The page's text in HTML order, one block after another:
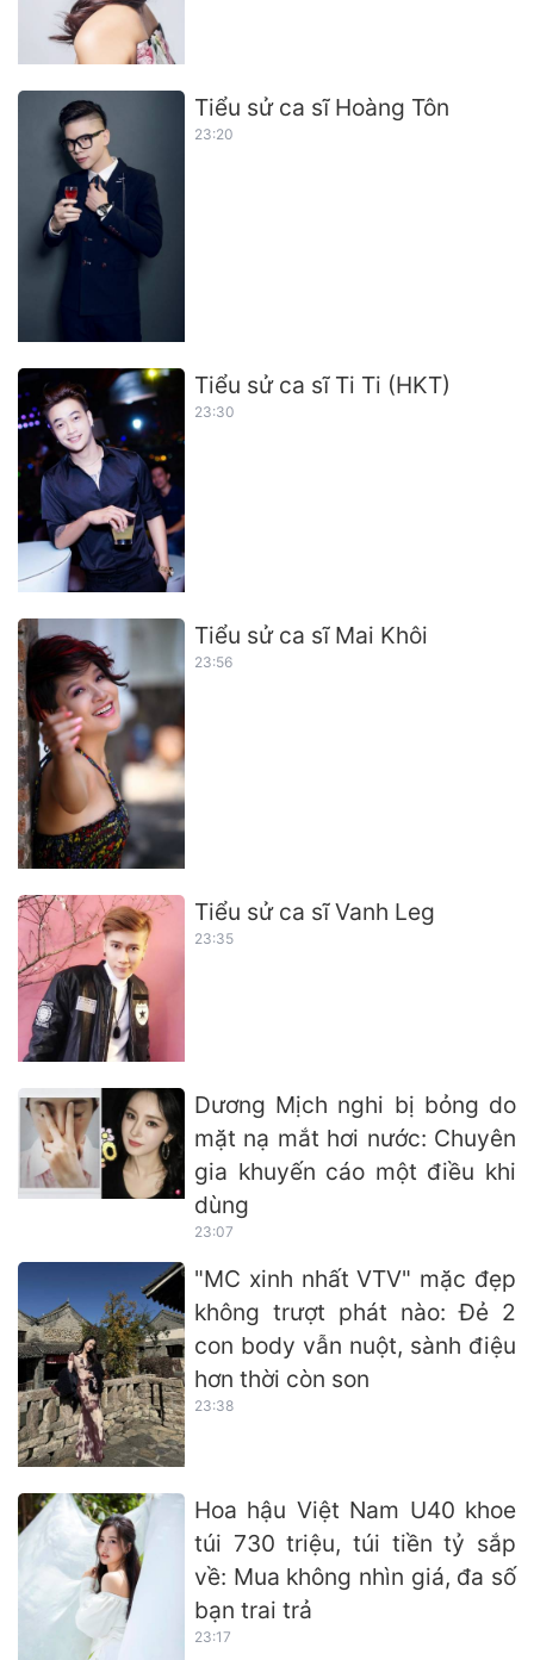
Tiểu sử ca sĩ Hoàng Tôn
23:20
Tiểu sử ca sĩ Ti Ti (HKT)
23:30
Tiểu sử ca sĩ Mai Khôi
23:56
Tiểu sử ca sĩ Vanh Leg
23:35
Dương Mịch nghi bị bỏng do
mặt nạ mắt hơi nước: Chuyên
gia khuyến cáo một điều khi
dùng
23:07
"MC xinh nhất VTV" mặc đẹp
không trượt phát nào: Đẻ 2
con body vẫn nuột, sành điệu
hơn thời còn son
23:38
Hoa hậu Việt Nam U40 khoe
túi 730 triệu, túi tiền tỷ sắp
về: Mua không nhìn giá, đa số
bạn trai trả
23:17